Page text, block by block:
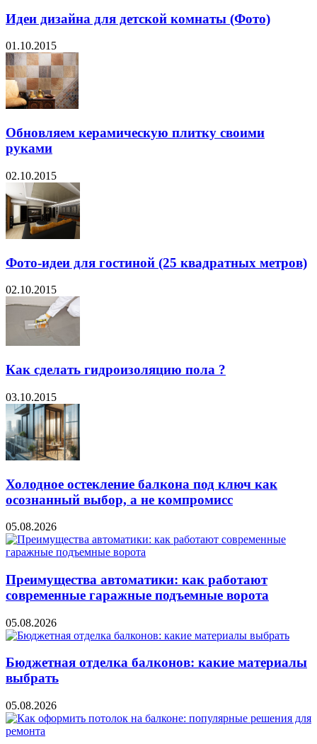
Идеи дизайна для детской комнаты (Фото)
01.10.2015
Обновляем керамическую плитку своими
руками
02.10.2015
Фото-идеи для гостиной (25 квадратных метров)
02.10.2015
Как сделать гидроизоляцию пола ?
03.10.2015
Холодное остекление балкона под ключ как
осознанный выбор, а не компромисс
05.08.2026
Преимущества автоматики: как работают
современные гаражные подъемные ворота
05.08.2026
Бюджетная отделка балконов: какие материалы
выбрать
05.08.2026